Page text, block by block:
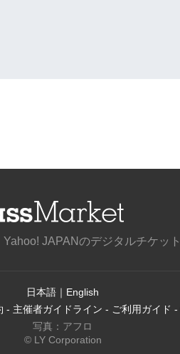
JAPANのデジタルチケット
日本語 ｜ English
- 主催者ガイドライン - ご利用ガイド -
写真：アフロ
© LY Corporation